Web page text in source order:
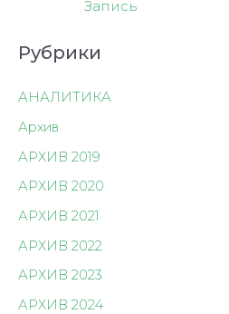
Запись
Рубрики
АНАЛИТИКА
Архив
АРХИВ 2019
АРХИВ 2020
АРХИВ 2021
АРХИВ 2022
АРХИВ 2023
АРХИВ 2024